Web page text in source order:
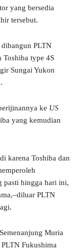
yang bersedia
tersebut.
dibangun PLTN
Toshiba type 4S
Sungai Yukon
ke US
yang kemudian
karena Toshiba dan
pasti hingga hari ini,
PLTN
Muria
Fukushima